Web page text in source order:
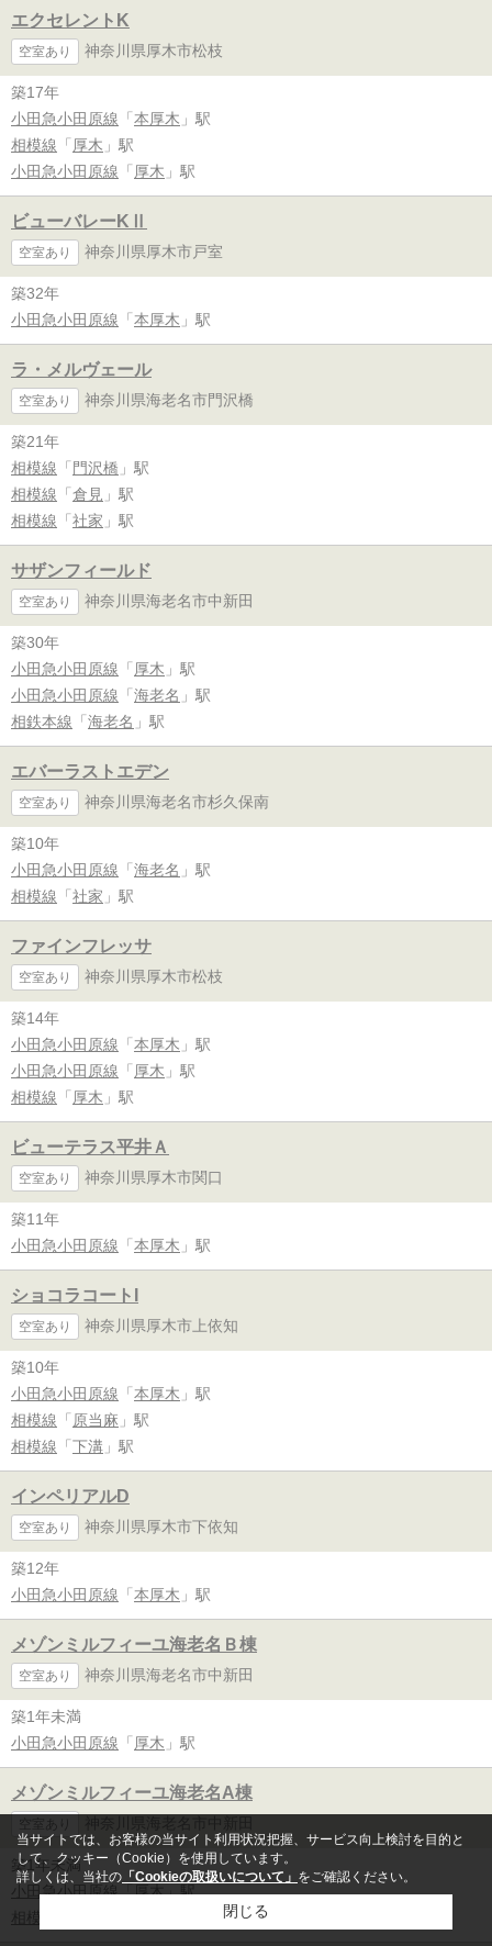
エクセレントK
空室あり 神奈川県厚木市松枝
築17年
小田急小田原線 「 本厚木 」駅
相模線 「 厚木 」駅
小田急小田原線 「 厚木 」駅
ビューバレーKⅡ
空室あり 神奈川県厚木市戸室
築32年
小田急小田原線 「 本厚木 」駅
ラ・メルヴェール
空室あり 神奈川県海老名市門沢橋
築21年
相模線 「 門沢橋 」駅
相模線 「 倉見 」駅
相模線 「 社家 」駅
サザンフィールド
空室あり 神奈川県海老名市中新田
築30年
小田急小田原線 「 厚木 」駅
小田急小田原線 「 海老名 」駅
相鉄本線 「 海老名 」駅
エバーラストエデン
空室あり 神奈川県海老名市杉久保南
築10年
小田急小田原線 「 海老名 」駅
相模線 「 社家 」駅
ファインフレッサ
空室あり 神奈川県厚木市松枝
築14年
小田急小田原線 「 本厚木 」駅
小田急小田原線 「 厚木 」駅
相模線 「 厚木 」駅
ビューテラス平井Ａ
空室あり 神奈川県厚木市関口
築11年
小田急小田原線 「 本厚木 」駅
ショコラコートI
空室あり 神奈川県厚木市上依知
築10年
小田急小田原線 「 本厚木 」駅
相模線 「 原当麻 」駅
相模線 「 下溝 」駅
インペリアルD
空室あり 神奈川県厚木市下依知
築12年
小田急小田原線 「 本厚木 」駅
メゾンミルフィーユ海老名Ｂ棟
空室あり 神奈川県海老名市中新田
築1年未満
小田急小田原線 「 厚木 」駅
メゾンミルフィーユ海老名A棟
空室あり
築1年未満
小田急小田原線「厚木」駅
相模線
当サイトでは、お客様の当サイト利用状況把握、サービス向上検討を目的と
して、クッキー（Cookie）を使用しています。
詳しくは、当社の 「Cookieの取扱いについて」 をご確認ください。
閉じる